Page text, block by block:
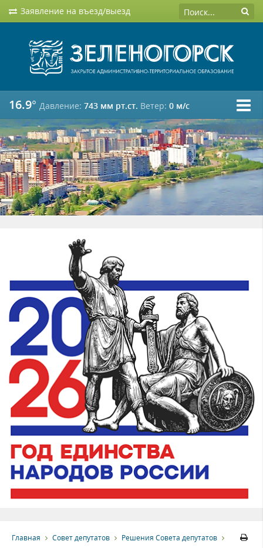
Заявление на въезд/выезд
16.9° Давление: 743 мм рт.ст. Ветер: 0 м/c
Главная Совет депутатов Решения Совета депутатов